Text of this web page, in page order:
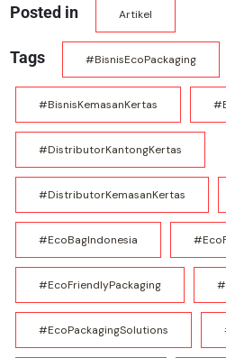
Posted in Artikel
Tags #BisnisEcoPackaging
#BisnisKemasanKertas
#DistributorKantongKertas
#DistributorKemasanKertas
#EcoBagIndonesia
#EcoFriendlyPackaging
#EcoPackagingSolutions